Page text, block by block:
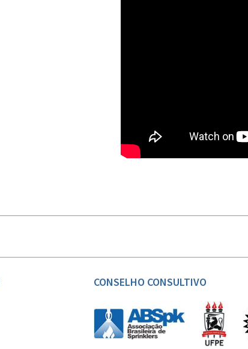
CONSELHO CONSULTIVO